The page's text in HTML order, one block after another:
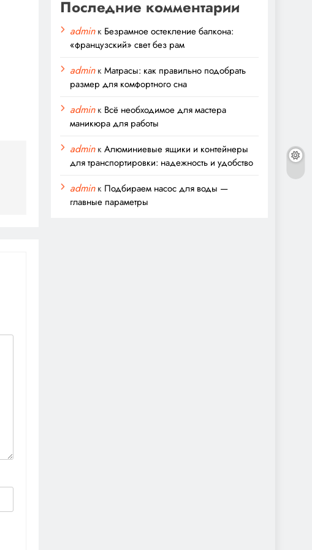
Последние комментарии
adminк Безрамное остекление балкона:
«французский» свет без рам
adminкМатрасы: как правильно подобрать
размер для комфортного сна
adminк Всё необходимое для мастера
маникюра для работы
adminкАлюминиевые ящики и контейнеры
для транспортировки: надежность и удобство
adminк Подбираем насос для воды —
главные параметры